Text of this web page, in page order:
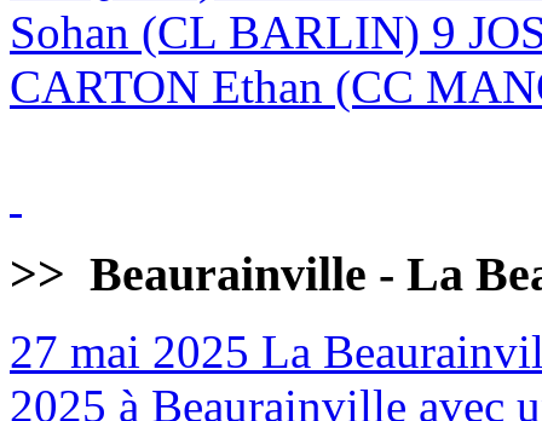
Sohan (CL BARLIN) 9
CARTON Ethan (CC
>> Beaurainville - La
27 mai 2025 La
2025 à Beaurainville avec